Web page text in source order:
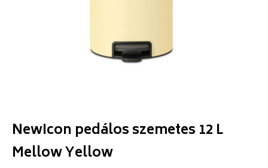
NewIcon pedálos szemetes 12 L
Mellow Yellow